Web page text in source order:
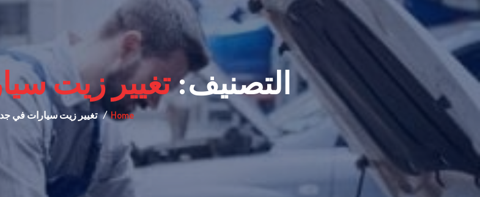
التصنيف:تغيير زيت
Home تغيير زيت سيارات في